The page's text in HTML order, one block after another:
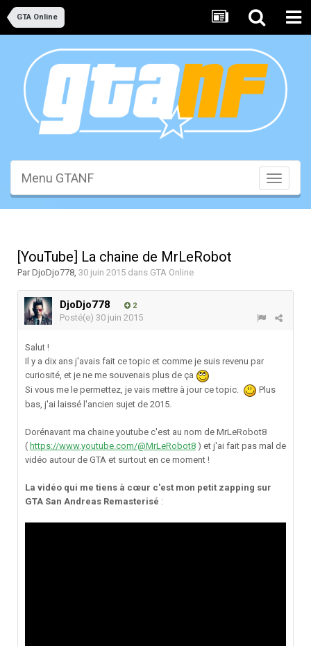
GTA Online
Toggle
Menu GTANF
[YouTube] La chaine de MrLeRobot
ParDjoDjo778, 30 juin 2015 dans GTA Online
DjoDjo778 2
Posté(e) 30 juin 2015
Salut !
Il y a dix ans j'avais fait ce topic et comme je suis revenu par
curiosité, et je ne me souvenais plus de ça
Si vous me le permettez, je vais mettre à jour ce topic.
Plus
bas, j'ai laissé l'ancien sujet de 2015.
Dorénavant ma chaine youtube c'est au nom de MrLeRobot8
( https://www.youtube.com/@MrLeRobot8 ) et j'ai fait pas mal de
vidéo autour de GTA et surtout en ce moment !
La vidéo qui me tiens à cœur c'est mon petit zapping sur
GTA San Andreas Remasterisé :